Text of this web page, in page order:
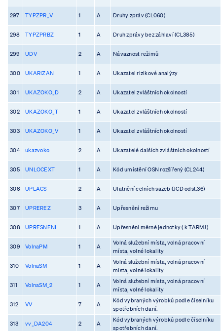
297 TYPZPR_V 1 A Druhy zpráv (CL060)
298 TYPZPRBZ 1 A Druh zprávy bez záhlaví (CL385)
299 UDV 2 A Návaznost režimů
300 UKARIZAN 1 A Ukazatel rizikové analýzy
301 UKAZOKO_D 2 A Ukazatel zvláštních okolností
302 UKAZOKO_T 1 A Ukazatel zvláštních okolností
303 UKAZOKO_V 1 A Ukazatel zvláštních okolností
304 ukazvoko 2 A Ukazatelé dalších zvláštních okolností
305 UNLOCEXT 1 A Kód umístění OSN rozšířený (CL244)
306 UPLACS 2 A Ulatnění celních sazeb (JCD odst.36)
307 UPREREZ 3 A Upřesnění režimu
308 UPRESNENI 1 A Upřesnění měrné jednotky ( k TARMJ)
309 VolnaPM 1 A
Volná služební místa, volná pracovní
místa, volné lokality
310 VolnaSM 1 A
Volná služební místa, volná pracovní
místa, volné lokality
311 VolnaSM_2 1 A
Volná služební místa, volná pracovní
místa, volné lokality
312 VV 7 A
Kód vybraných výrobků podle číselníku
spotřebních daní.
313 vv_DA204 2 A
Kód vybraných výrobků podle číselníku
spotřebních daní.